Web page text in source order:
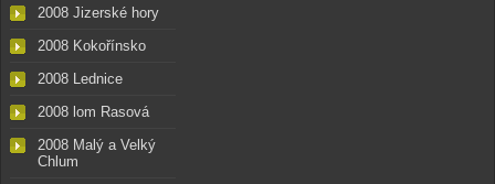
2008 Jizerské hory
2008 Kokořínsko
2008 Lednice
2008 lom Rasová
2008 Malý a Velký
Chlum